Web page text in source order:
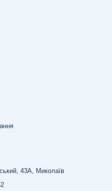
43А, Миколаїв